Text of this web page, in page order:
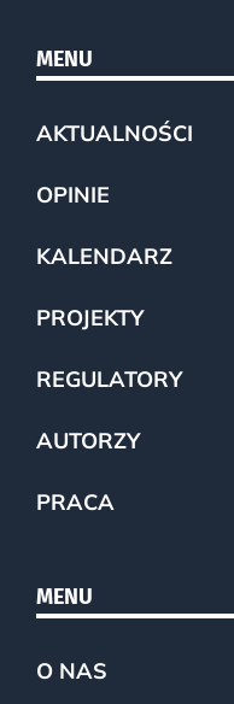
MENU
AKTUALNOŚCI
OPINIE
KALENDARZ
PROJEKTY
REGULATORY
AUTORZY
PRACA
MENU
O NAS